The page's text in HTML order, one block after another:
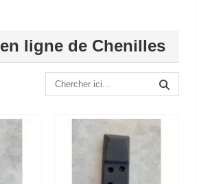
ligne de Chenilles